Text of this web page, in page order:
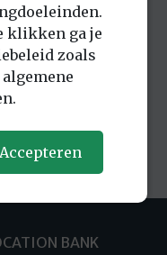
locaties
BANK
klikken ga je
zoals
Accepteren